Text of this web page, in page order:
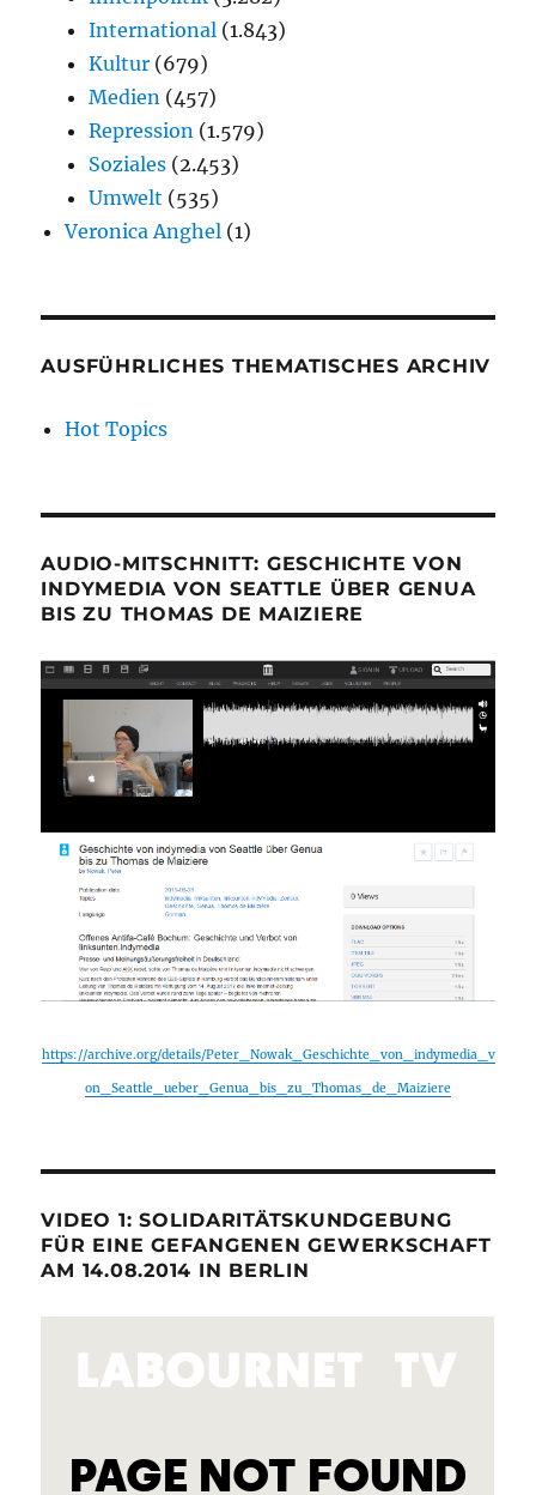
International (1.843)
Kultur (679)
Medien (457)
Repression (1.579)
Soziales (2.453)
Umwelt (535)
Veronica Anghel (1)
AUSFÜHRLICHES THEMATISCHES ARCHIV
Hot Topics
AUDIO-MITSCHNITT: GESCHICHTE VON
INDYMEDIA VON SEATTLE ÜBER GENUA
BIS ZU THOMAS DE MAIZIERE
https://archive.org/details/Peter_Nowak_Geschichte_von_indymedia_v
on_Seattle_ueber_Genua_bis_zu_Thomas_de_Maiziere
VIDEO 1: SOLIDARITÄTSKUNDGEBUNG
FÜR EINE GEFANGENEN GEWERKSCHAFT
AM 14.08.2014 IN BERLIN